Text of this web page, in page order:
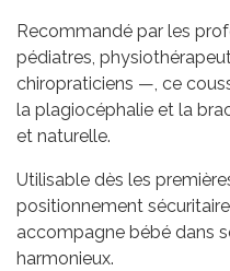
Recommandé par les
pédiatres,
chiropraticiens —, ce
la plagiocéphalie et la
et naturelle.
Utilisable dès les
positionnement sécuritaire
accompagne bébé dans
harmonieux.